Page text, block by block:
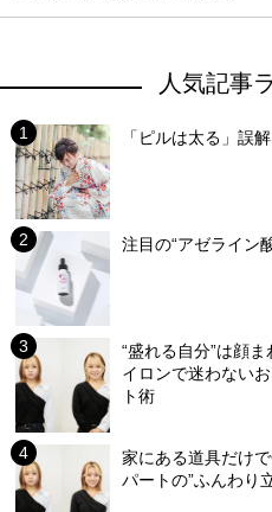
人気記事
「ピルは太る」誤
注目の“アゼライン
“盛れる自分”は顔
イロンで迷わない
ト術
家にある道具だけ
パートの”ふんわり